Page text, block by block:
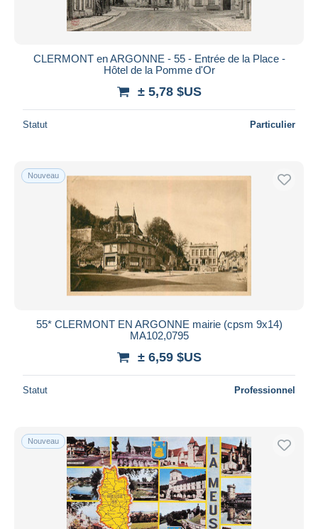
CLERMONT en ARGONNE - 55 - Entrée de la Place -
Hôtel de la Pomme d'Or
± 5,78 $US
Statut Particulier
Nouveau
55* CLERMONT EN ARGONNE mairie (cpsm 9x14)
MA102,0795
± 6,59 $US
Statut Professionnel
Nouveau